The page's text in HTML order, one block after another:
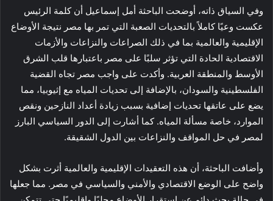
وفي السياق ذاته، أوضحت الباحثة أمل إسماعيل أن كلمة الرئيس
عكست وعيًا كاملاً بالتحديات الصعبة التي تمر بها مصر نتيجة الأوضاع
الإقليمية والعالمية بما في ذلك الصراعات والنزاعات والأزمات
الاقتصادية الحادة التي تؤثر سلبًا على مصر باعتبارها قلب الشرق
الأوسط والمنطقة العربية. وأكدت على واجب مصر تجاه القضية
الفلسطينية والسودان، بالإضافة إلى تحديات المياه مع إثيوبيا، مما
يضع على عاتقها تحديات إضافية بسبب زيادة أعداد النازحين ونقص
الموارد، خاصة مسألة المياه. كما أشارت إلى الدور السياسي البارز
لمصر في حل المواقف والنزاعات بين الدول الشقيقة.
وأضافت الباحثة، أن هذه التعقيدات الإقليمية والعالمية أثرت بشكل
واضح على الوضع الاقتصادي والأمني والسياسي في مصر. مما جعلها